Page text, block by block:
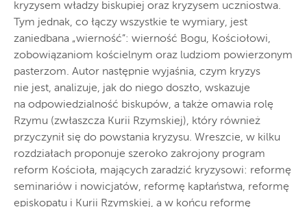
kryzysem władzy biskupiej oraz kryzysem uczniostwa.
Tym jednak, co łączy wszystkie te wymiary, jest
zaniedbana „wierność”: wierność Bogu, Kościołowi,
zobowiązaniom kościelnym oraz ludziom powierzonym
pasterzom. Autor następnie wyjaśnia, czym kryzys
nie jest, analizuje, jak do niego doszło, wskazuje
na odpowiedzialność biskupów, a także omawia rolę
Rzymu (zwłaszcza Kurii Rzymskiej), który również
przyczynił się do powstania kryzysu. Wreszcie, w kilku
rozdziałach proponuje szeroko zakrojony program
reform Kościoła, mających zaradzić kryzysowi: reformę
seminariów i nowicjatów, reformę kapłaństwa, reformę
episkopatu i Kurii Rzymskiej, a w końcu reformę